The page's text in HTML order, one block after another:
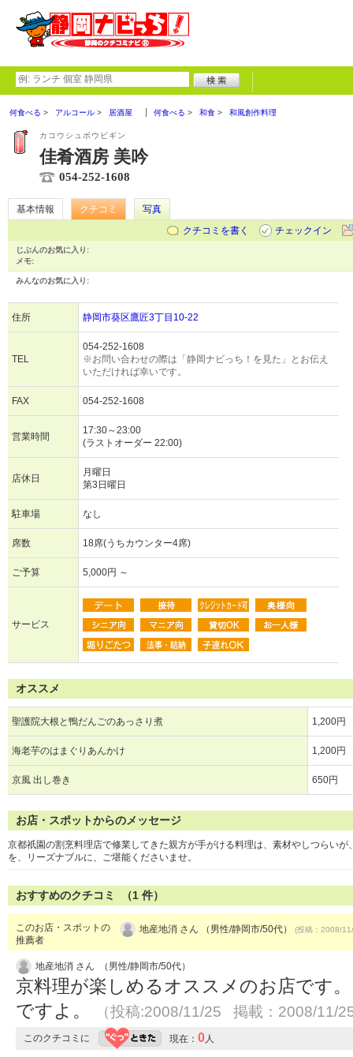
何食べる アルコール 居酒屋 何食べる 和食 和風創作料理
カコウシュボウビギン
佳肴酒房 美吟
054-252-1608
基本情報 クチコミ
写真
クチコミを書く
チェックイン
じぶんのお気に入り:
メモ:
みんなのお気に入り:
住所 静岡市葵区鷹匠3丁目10-22
TEL
054-252-1608
※お問い合わせの際は「静岡ナビっち！を見た」とお伝え
いただければ幸いです。
FAX 054-252-1608
営業時間
17:30～23:00
(ラストオーダー 22:00)
店休日
月曜日
第3日曜日
駐車場 なし
席数 18席(うちカウンター4席)
ご予算 5,000円 ～
サービス
オススメ
聖護院大根と鴨だんごのあっさり煮 1,200円
海老芋のはまぐりあんかけ 1,200円
京風 出し巻き 650円
お店・スポットからのメッセージ
京都祇園の割烹料理店で修業してきた親方が手がける料理は、素材やしつらい
を、リーズナブルに、ご堪能くださいませ。
おすすめのクチコミ （1 件）
このお店・スポットの
推薦者
地産地消 さん （男性/静岡市/50代） (投稿：2008/
地産地消 さん （男性/静岡市/50代）
京料理が楽しめるオススメのお店です
ですよ。
（投稿:2008/11/25 掲載：2008/11/
このクチコミに 現在： 0人